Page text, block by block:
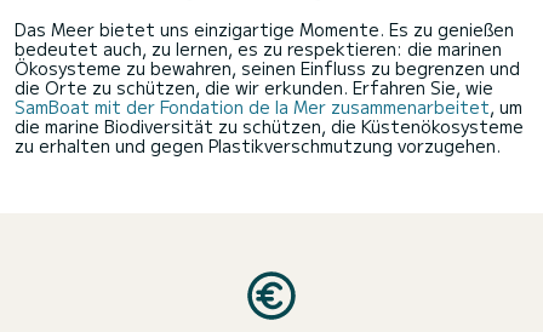
Das Meer bietet uns einzigartige Momente. Es zu genießen
bedeutet auch, zu lernen, es zu respektieren: die marinen
Ökosysteme zu bewahren, seinen Einfluss zu begrenzen und
die Orte zu schützen, die wir erkunden. Erfahren Sie, wie
SamBoat mit der Fondation de la Mer zusammenarbeitet, um
die marine Biodiversität zu schützen, die Küstenökosysteme
zu erhalten und gegen Plastikverschmutzung vorzugehen.